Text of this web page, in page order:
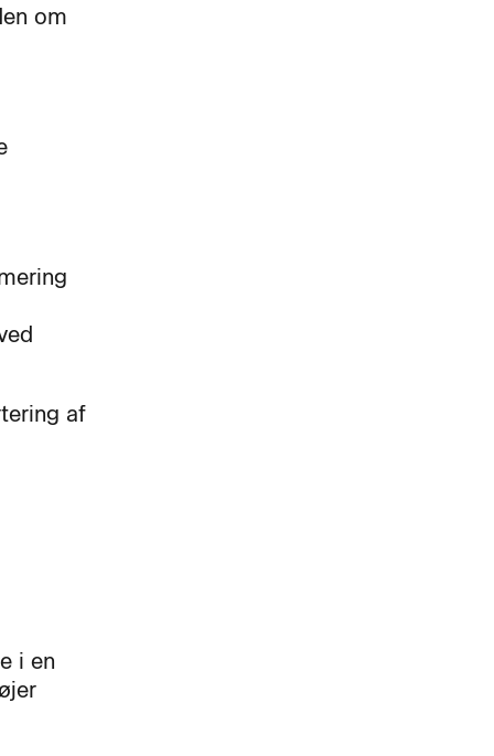
om
af
i en